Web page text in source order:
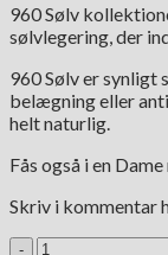
960 Sølv
sølvlegering, der
960 Sølv er synligt
belægning eller
helt naturlig.
Fås også i en
Skriv i kommentar
Dyreprint